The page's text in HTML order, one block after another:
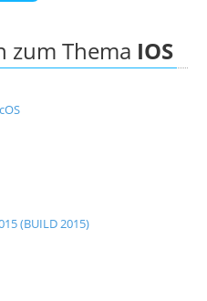
zum Thema IOS
(BUILD 2015)